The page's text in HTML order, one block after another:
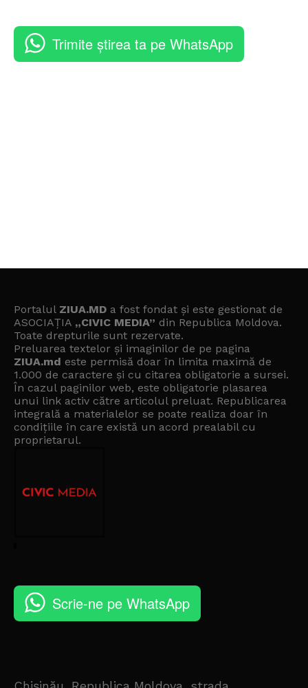
Trimite știrea ta pe WhatsApp
Portalul ZIUA.MD a fost fondat și este gestionat de
ASOCIAȚIA „CIVIC MEDIA” din Republica Moldova.
Toate drepturile sunt rezervate.
Preluarea textelor și imaginilor de pe pagina
ZIUA.md este permisă doar în limita maximă de
1.000 de caractere și cu citarea obligatorie a sursei.
În cazul paginilor web, este obligatorie plasarea
unui link activ către articolul preluat. Republicarea
integrală a materialelor se poate realiza doar în
condițiile în care există un acord prealabil cu
proprietarul.
Scrie-ne pe WhatsApp